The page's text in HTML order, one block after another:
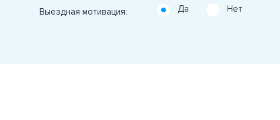
Выездная мотивация: Да Нет